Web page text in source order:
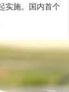
实施。国内首个